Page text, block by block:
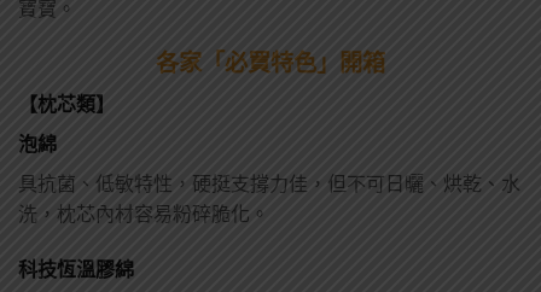
寶寶。
各家「必買特色」開箱
【枕芯類】
泡綿
具抗菌、低敏特性，硬挺支撐力佳，但不可日曬、烘乾、水
洗，枕芯內材容易粉碎脆化。
科技恆溫膠綿